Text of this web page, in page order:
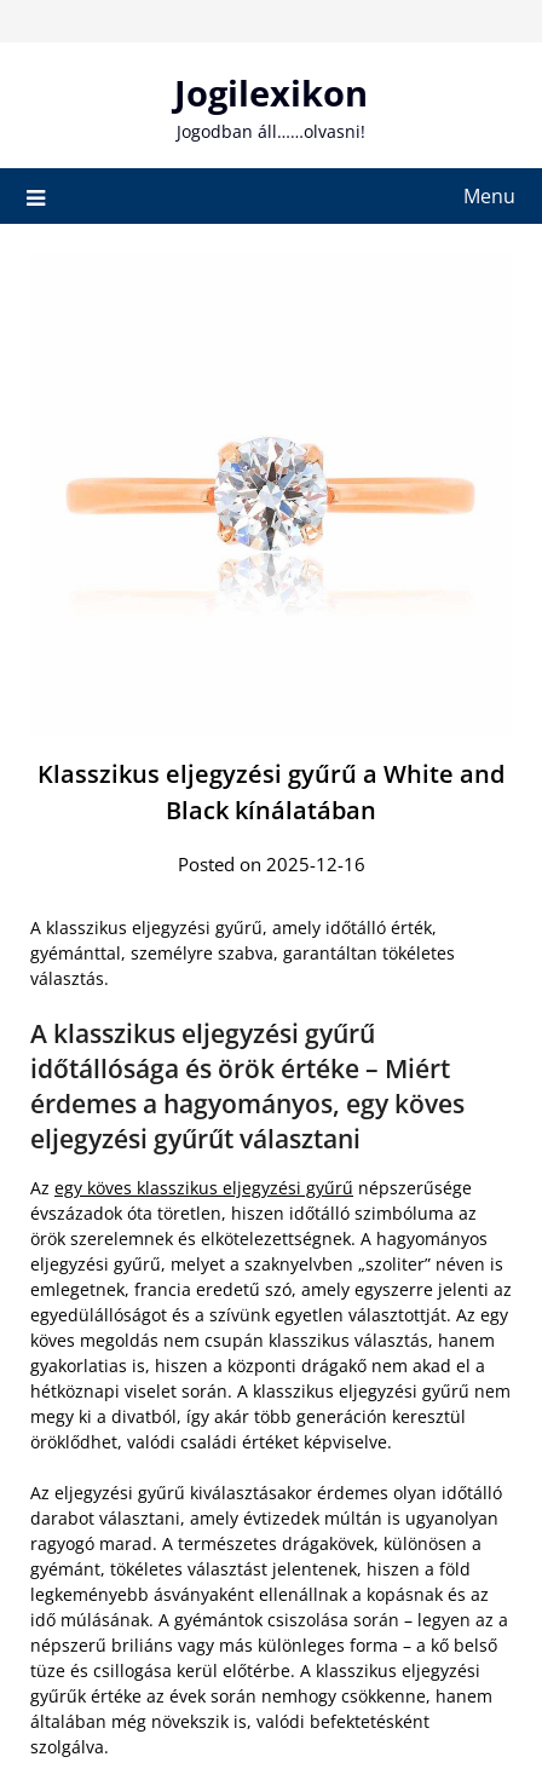
Jogilexikon
Jogodban áll……olvasni!
Menu
Klasszikus eljegyzési gyűrű a White and
Black kínálatában
Posted on 2025-12-16
A klasszikus eljegyzési gyűrű, amely időtálló érték,
gyémánttal, személyre szabva, garantáltan tökéletes
választás.
A klasszikus eljegyzési gyűrű
időtállósága és örök értéke – Miért
érdemes a hagyományos, egy köves
eljegyzési gyűrűt választani
Az egy köves klasszikus eljegyzési gyűrű népszerűsége
évszázadok óta töretlen, hiszen időtálló szimbóluma az
örök szerelemnek és elkötelezettségnek. A hagyományos
eljegyzési gyűrű, melyet a szaknyelvben „szoliter” néven is
emlegetnek, francia eredetű szó, amely egyszerre jelenti az
egyedülállóságot és a szívünk egyetlen választottját. Az egy
köves megoldás nem csupán klasszikus választás, hanem
gyakorlatias is, hiszen a központi drágakő nem akad el a
hétköznapi viselet során. A klasszikus eljegyzési gyűrű nem
megy ki a divatból, így akár több generáción keresztül
öröklődhet, valódi családi értéket képviselve.
Az eljegyzési gyűrű kiválasztásakor érdemes olyan időtálló
darabot választani, amely évtizedek múltán is ugyanolyan
ragyogó marad. A természetes drágakövek, különösen a
gyémánt, tökéletes választást jelentenek, hiszen a föld
legkeményebb ásványaként ellenállnak a kopásnak és az
idő múlásának. A gyémántok csiszolása során – legyen az a
népszerű briliáns vagy más különleges forma – a kő belső
tüze és csillogása kerül előtérbe. A klasszikus eljegyzési
gyűrűk értéke az évek során nemhogy csökkenne, hanem
általában még növekszik is, valódi befektetésként
szolgálva.